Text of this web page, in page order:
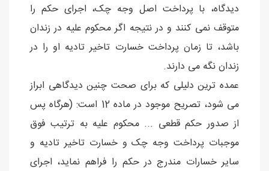
دیدگاه، با پرداخت اصل وجه چک، اجرای حکم را
متوقف نمی کنند و در نتیجه اگر محکوم علیه در زندان
باشد، تا زمان پرداخت خسارت تاخیر تادیه او را در
زندان نگه می دارند.
عمده ترین دلیلی که برای صحت چنین دیدگاهی ابراز
می شود، تصریح موجود در ماده 12 است: (هرگاه پس
از صدور حکم قطعی ... محکوم علیه به ترتیب فوق
موجبات پرداخت وجه چک و خسارت تاخیر تادیه و
سایر خسارات مندرج در حکم را فراهم نماید، اجرای